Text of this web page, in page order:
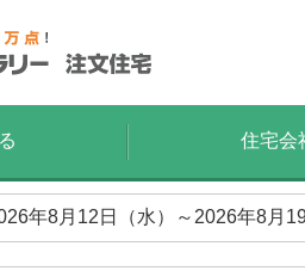
住宅会
年8月12日（水）～2026年8月